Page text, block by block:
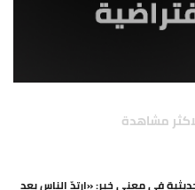
مشاهدة
في معنى خبر: «ارتدّ الناس بعد